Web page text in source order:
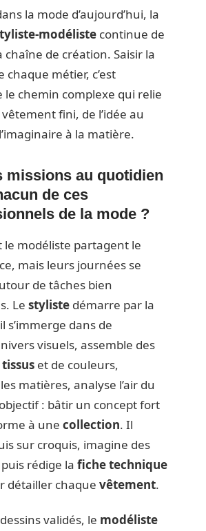
la mode d’aujourd’hui, la
modéliste continue de
de création. Saisir la
chaque métier, c’est
le chemin complexe qui relie
fini, de l’idée au
à la matière.
missions au quotidien
de ces
de la mode ?
le modéliste partagent le
mais leurs journées se
de tâches bien
Le styliste démarre par la
s’immerge dans de
visuels, assemble des
tissus et de couleurs,
matières, analyse l’air du
: bâtir un concept fort
à une collection. Il
sur croquis, imagine des
rédige la fiche technique
détailler chaque vêtement.
validés, le modéliste